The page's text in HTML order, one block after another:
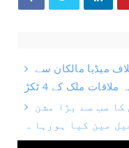
میڈیا مالکان سے
کا سب سے بڑا مشن